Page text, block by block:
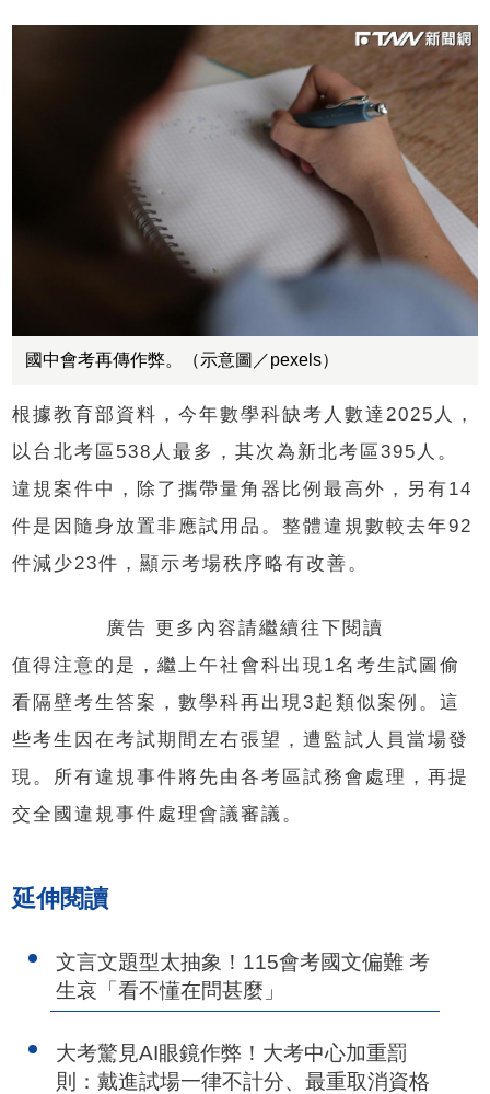
國中會考再傳作弊。（示意圖／pexels）
根據教育部資料，今年數學科缺考人數達2025人，
以台北考區538人最多，其次為新北考區395人。
違規案件中，除了攜帶量角器比例最高外，另有14
件是因隨身放置非應試用品。整體違規數較去年92
件減少23件，顯示考場秩序略有改善。
廣告 更多內容請繼續往下閱讀
值得注意的是，繼上午社會科出現1名考生試圖偷
看隔壁考生答案，數學科再出現3起類似案例。這
些考生因在考試期間左右張望，遭監試人員當場發
現。所有違規事件將先由各考區試務會處理，再提
交全國違規事件處理會議審議。
延伸閱讀
文言文題型太抽象！115會考國文偏難 考
生哀「看不懂在問甚麼」
大考驚見AI眼鏡作弊！大考中心加重罰
則：戴進試場一律不計分、最重取消資格